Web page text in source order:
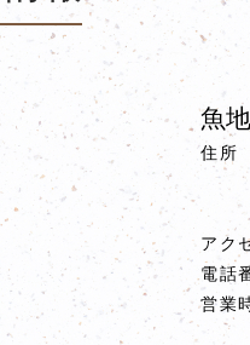
魚
住所
アク
電話
営業